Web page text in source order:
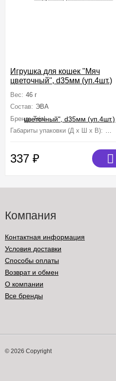
Игрушка для кошек "Мяч
цветочный", d35мм (уп.4шт.)
Вес: 46 г
Состав: ЭВА
Бренд: Triol
Габариты упаковки (Д х Ш х В): 35
337 ₽
Компания
Контактная информация
Условия доставки
Способы оплаты
Возврат и обмен
О компании
Все бренды
© 2026 Copyright